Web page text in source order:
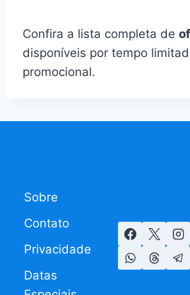
Confira a lista completa de
disponíveis por tempo
promocional.
Sobre
Contato
Privacidade
Datas